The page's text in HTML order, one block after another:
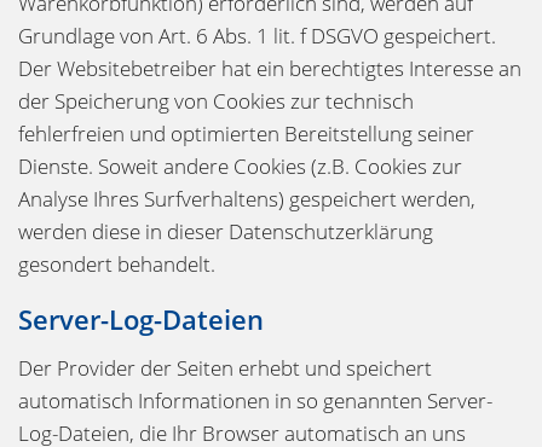
Grundlage von Art. 6 Abs. 1 lit. f DSGVO gespeichert.
Der Websitebetreiber hat ein berechtigtes Interesse an
der Speicherung von Cookies zur technisch
fehlerfreien und optimierten Bereitstellung seiner
Dienste. Soweit andere Cookies (z.B. Cookies zur
Analyse Ihres Surfverhaltens) gespeichert werden,
werden diese in dieser Datenschutzerklärung
gesondert behandelt.
Server-Log-Dateien
Der Provider der Seiten erhebt und speichert
automatisch Informationen in so genannten Server-
Log-Dateien, die Ihr Browser automatisch an uns